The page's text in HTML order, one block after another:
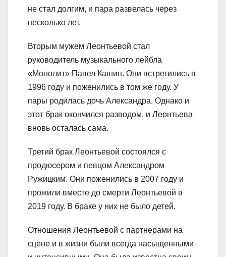
не стал долгим, и пара развелась через
несколько лет.
Вторым мужем Леонтьевой стал
руководитель музыкального лейбла
«Монолит» Павел Кашин. Они встретились в
1996 году и поженились в том же году. У
пары родилась дочь Александра. Однако и
этот брак окончился разводом, и Леонтьева
вновь осталась сама.
Третий брак Леонтьевой состоялся с
продюсером и певцом Александром
Ружицким. Они поженились в 2007 году и
прожили вместе до смерти Леонтьевой в
2019 году. В браке у них не было детей.
Отношения Леонтьевой с партнерами на
сцене и в жизни были всегда насыщенными